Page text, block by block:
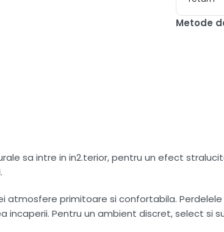
Metode
sa intre in in2.terior, pentru un efect
atmosfere primitoare si confortabila.
Pentru un ambient discret, select si